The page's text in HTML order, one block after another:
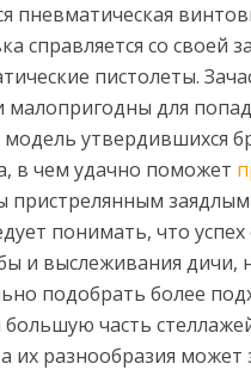
пневматическая
справляется со своей
пистолеты.
малопригодны для
утвердившихся
в чем удачно поможет
пристрелянным
понимать, что
и выслеживания
подобрать более
часть
их разнообразия может